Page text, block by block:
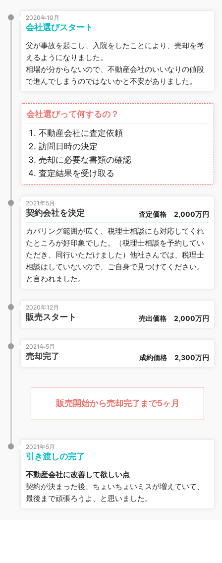
2020年10月
会社選びスタート
父が事故を起こし、入院をしたことにより、売却を考
えるようになりました。
相場が分からないので、不動産会社のいいなりの値段
で進んでしまうのではないかと不安がありました。
会社選びって何するの？
不動産会社に査定依頼
訪問日時の決定
売却に必要な書類の確認
査定結果を受け取る
2021年5月
契約会社を決定 査定価格 2,000万円
カバリング範囲が広く、税理士相談にも対応してくれ
たところが好印象でした。（税理士相談を予約してい
ただき、同行いただけました）他社さんでは、税理士
相談はしていないので、ご自身で見つけてください。
と言われました。
2020年12月
販売スタート 売出価格 2,000万円
2021年5月
売却完了 成約価格 2,300万円
販売開始から売却完了まで5ヶ月
2021年5月
引き渡しの完了
不動産会社に改善して欲しい点
契約が決まった後、ちょいちょいミスが増えていて、
最後まで頑張ろうよ、と思いました。